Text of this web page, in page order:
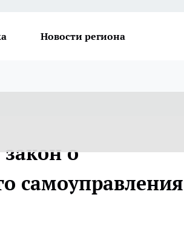
Новости региона
о
самоуправления